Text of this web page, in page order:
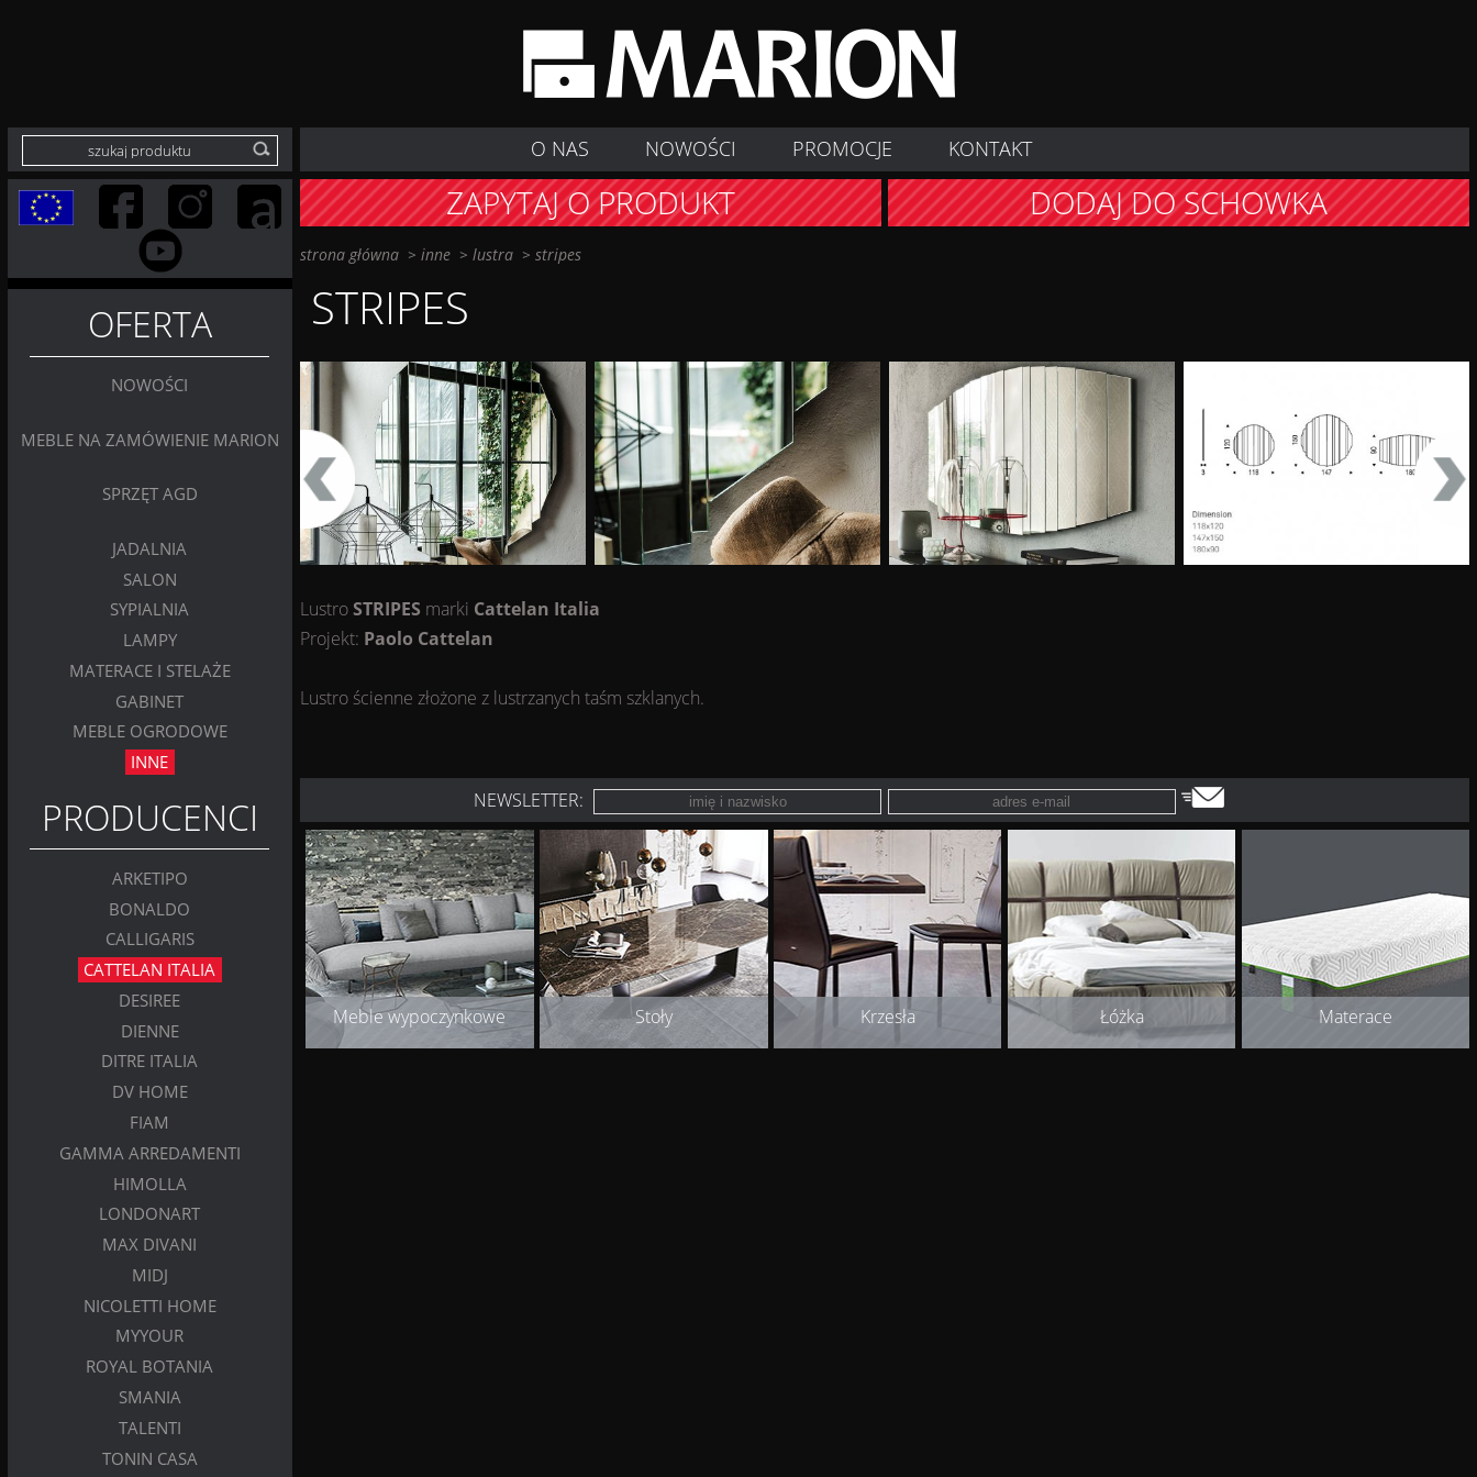
O NAS NOWOŚCI PROMOCJE KONTAKT
OFERTA
NOWOŚCI
MEBLE NA ZAMÓWIENIE MARION
SPRZĘT AGD
JADALNIA
SALON
SYPIALNIA
LAMPY
MATERACE I STELAŻE
GABINET
MEBLE OGRODOWE
INNE
PRODUCENCI
ARKETIPO
BONALDO
CALLIGARIS
CATTELAN ITALIA
DESIREE
DIENNE
DITRE ITALIA
DV HOME
FIAM
GAMMA ARREDAMENTI
HIMOLLA
LONDONART
MAX DIVANI
MIDJ
NICOLETTI HOME
MYYOUR
ROYAL BOTANIA
SMANIA
TALENTI
TONIN CASA
ZAPYTAJ O PRODUKT DODAJ DO SCHOWKA
strona główna> inne> lustra> stripes
STRIPES
LustroSTRIPES marki Cattelan Italia
Projekt: Paolo Cattelan
Lustro ścienne złożone z lustrzanych taśm szklanych.
NEWSLETTER:
Meble wypoczynkowe Stoły Krzesła Łóżka Materace